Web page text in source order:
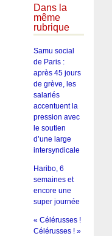
Dans la
même
rubrique
Samu social
de Paris :
après 45 jours
de grève, les
salariés
accentuent la
pression avec
le soutien
d’une large
intersyndicale
Haribo, 6
semaines et
encore une
super journée
« Célérusses !
Célérusses ! »